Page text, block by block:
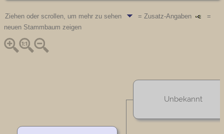
Ziehen oder scrollen, um mehr zu sehen = Zusatz-Angaben
=
neuen Stammbaum zeigen
Unbekannt